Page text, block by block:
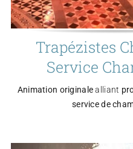
Trapézistes
Service
Animation originalealliant
service de